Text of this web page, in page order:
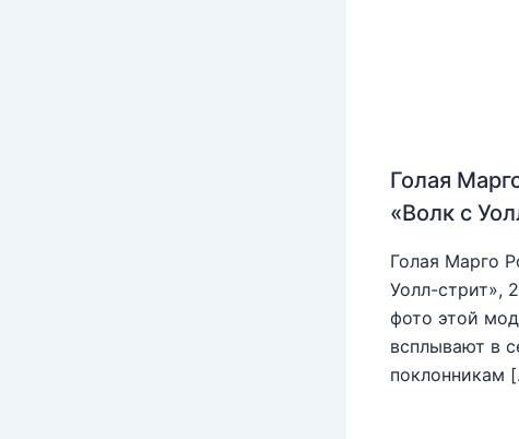
Голая
«Волк с
Голая Марго
Уолл-стрит»,
фото этой
всплывают в
поклонникам